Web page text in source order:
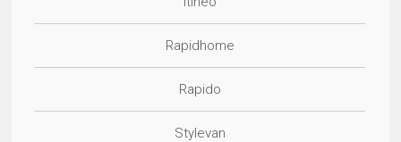
Rapidhome
Rapido
Stylevan